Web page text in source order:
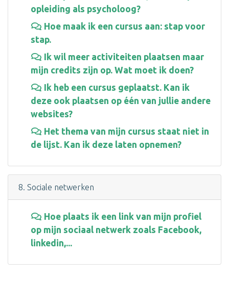
opleiding als psycholoog?
Hoe maak ik een cursus aan: stap voor
stap.
Ik wil meer activiteiten plaatsen maar
mijn credits zijn op. Wat moet ik doen?
Ik heb een cursus geplaatst. Kan ik
deze ook plaatsen op één van jullie andere
websites?
Het thema van mijn cursus staat niet in
de lijst. Kan ik deze laten opnemen?
8. Sociale netwerken
Hoe plaats ik een link van mijn profiel
op mijn sociaal netwerk zoals Facebook,
linkedin,...